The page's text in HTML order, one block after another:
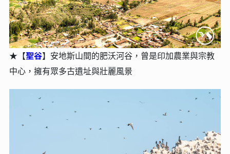
★【聖谷】安地斯山間的肥沃河谷，曾是印加農業與宗教
中心，擁有眾多古遺址與壯麗風景